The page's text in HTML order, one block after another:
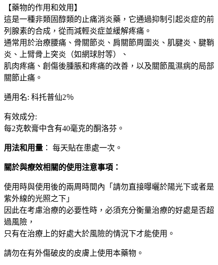
炎
止
痛
貼
布
一
包
7
枚
tape
L
40mg
大
阪
實
藥
妝
店
直
送
數
量
【藥物的作用和效用】
這是一種非類固醇類的止痛消炎藥，它通過抑制引起炎症的前
列腺素的合成，從而減輕炎症並緩解疼痛。
通常用於治療腰痛、骨關節炎、肩關節周圍炎、肌腱炎、腱鞘
炎、上臂骨上突炎（如網球肘等）、
肌肉疼痛、創傷後腫脹和疼痛的改善，以及關節風濕病的局部
關節止痛。
通用名: 科托普仙2％
有效成分:
每2克軟膏中含有40毫克的酮洛芬。
用法和用量 ： 每天貼在患處一次。
關於與療效相關的使用注意事項：
使用時與使用後的兩周時間內「請勿直接曝曬於陽光下或者是
紫外線的光照之下」
因此在考慮治療的必要性時，必須充分衡量治療的好處是否超
過風險，
只有在治療上的好處大於風險的情況下才能使用。
請勿在有外傷破皮的皮膚上使用本藥物。